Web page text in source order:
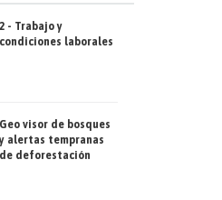
2 - Trabajo y
condiciones laborales
Geo visor de bosques
y alertas tempranas
de deforestación